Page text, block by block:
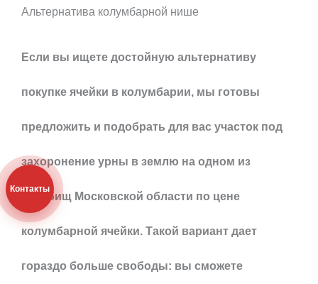
Альтернатива колумбарной нише
Если вы ищете достойную альтернативу
покупке ячейки в колумбарии, мы готовы
предложить и подобрать для вас участок под
захоронение урны в землю на одном из
кладбищ Московской области по цене
колумбарной ячейки. Такой вариант дает
гораздо больше свободы: вы сможете
Контакты